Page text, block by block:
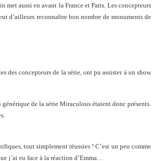
aussi en avant la France et Paris. Les concepteurs
d’ailleurs reconnaître bon nombre de monuments de
des concepteurs de la série, ont pu assister à un show
de la série Miraculous étaient donc présents.
tout simplement réussies ! C’est un peu comme
j’ai eu face à la réaction d’Emma…